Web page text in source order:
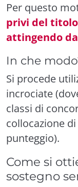
Per questo
privi del
attingendo da
In che
Si procede
incrociate
classi di
collocazione
punteggio).
Come si
sostegno